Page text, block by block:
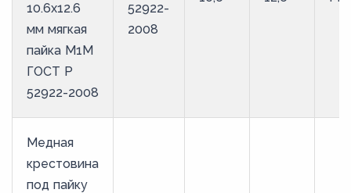
10.6х12.6
мм мягкая
пайка М1М
ГОСТ Р
52922-2008
52922-
2008
Медная
крестовина
под пайку